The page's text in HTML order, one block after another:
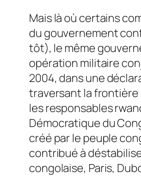
Mais là où certains
du gouvernement
tôt), le même
opération militaire
2004, dans une
traversant la frontière
les responsables
Démocratique du
créé par le peuple
contribué à
congolaise, Paris,